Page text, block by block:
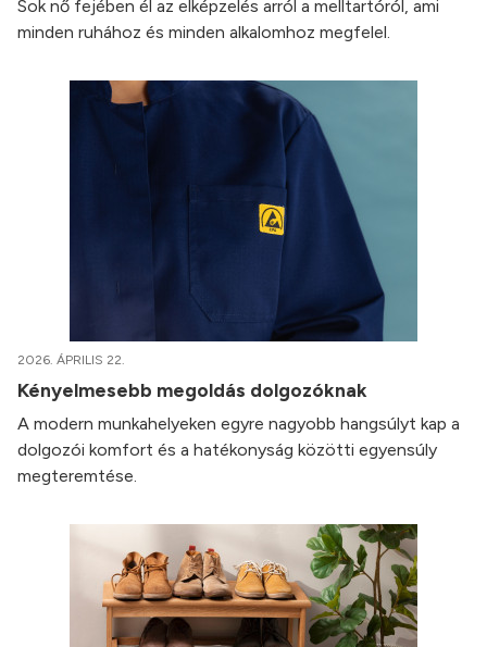
Sok nő fejében él az elképzelés arról a melltartóról, ami
minden ruhához és minden alkalomhoz megfelel.
2026. ÁPRILIS 22.
Kényelmesebb megoldás dolgozóknak
A modern munkahelyeken egyre nagyobb hangsúlyt kap a
dolgozói komfort és a hatékonyság közötti egyensúly
megteremtése.